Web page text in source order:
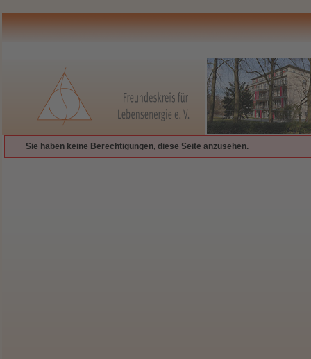
Sie haben keine Berechtigungen, diese Seite anzusehen.